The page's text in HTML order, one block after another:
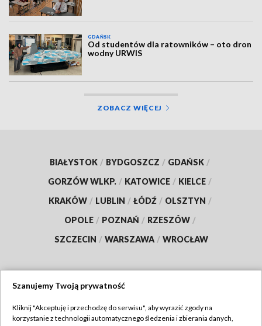
GDAŃSK
Od studentów dla ratowników – oto dron
wodny URWIS
ZOBACZ WIĘCEJ
BIAŁYSTOK / BYDGOSZCZ / GDAŃSK /
GORZÓW WLKP. / KATOWICE / KIELCE /
KRAKÓW / LUBLIN / ŁÓDŹ / OLSZTYN /
OPOLE / POZNAŃ / RZESZÓW /
SZCZECIN / WARSZAWA / WROCŁAW
TVP
Szanujemy Twoją prywatność
Kliknij "Akceptuję i przechodzę do serwisu", aby wyrazić zgody na
korzystanie z technologii automatycznego śledzenia i zbierania danych,